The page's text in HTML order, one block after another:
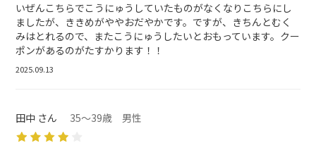
いぜんこちらでこうにゅうしていたものがなくなりこちらにし
ましたが、ききめがややおだやかです。ですが、きちんとむく
みはとれるので、またこうにゅうしたいとおもっています。クー
ポンがあるのがたすかります！！
2025.09.13
田中 さん 35～39歳 男性